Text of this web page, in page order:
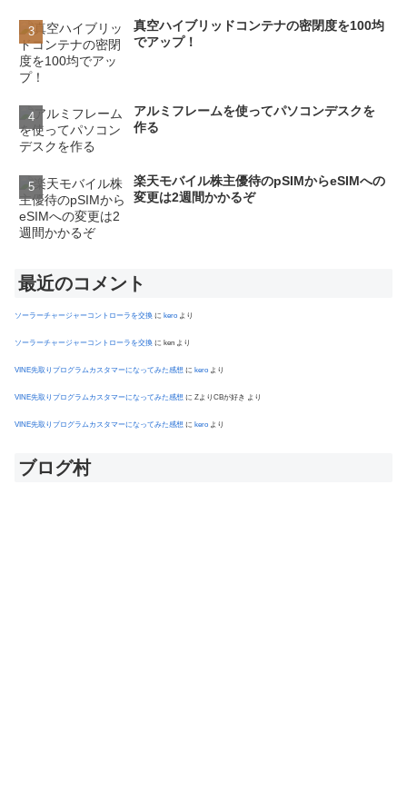
真空ハイブリッドコンテナの密閉度を100均
でアップ！
アルミフレームを使ってパソコンデスクを
作る
楽天モバイル株主優待のpSIMからeSIMへの
変更は2週間かかるぞ
最近のコメント
ソーラーチャージャーコントローラを交換 に kero より
ソーラーチャージャーコントローラを交換 に ken より
VINE先取りプログラムカスタマーになってみた感想 に kero より
VINE先取りプログラムカスタマーになってみた感想 に ZよりCBが好き より
VINE先取りプログラムカスタマーになってみた感想 に kero より
ブログ村